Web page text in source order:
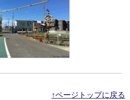
↑ページトップに戻る